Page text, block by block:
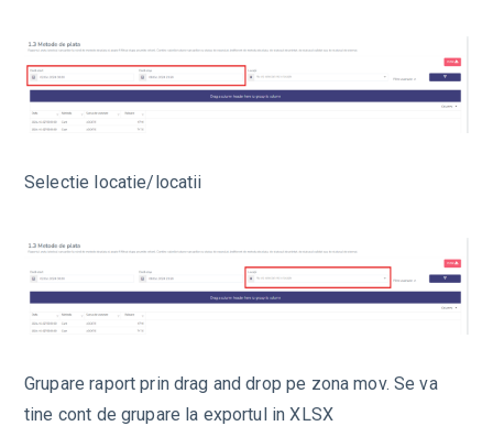
Selectie locatie/locatii
Grupare raport prin drag and drop pe zona mov. Se va
tine cont de grupare la exportul in XLSX